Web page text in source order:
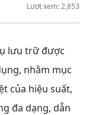
Lượt xem: 2,853
lưu trữ được
nhằm mục
của hiệu suất,
đa dạng, dẫn